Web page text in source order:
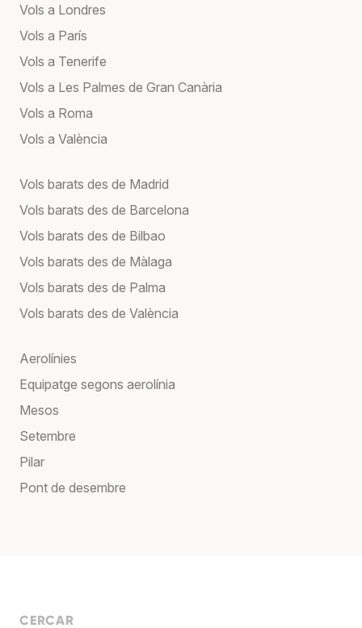
Vols a Londres
Vols a París
Vols a Tenerife
Vols a Les Palmes de Gran Canària
Vols a Roma
Vols a València
Vols barats des de Madrid
Vols barats des de Barcelona
Vols barats des de Bilbao
Vols barats des de Màlaga
Vols barats des de Palma
Vols barats des de València
Aerolínies
Equipatge segons aerolínia
Mesos
Setembre
Pilar
Pont de desembre
CERCAR